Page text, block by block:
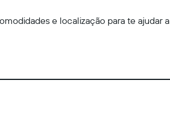
e localização para te ajudar a